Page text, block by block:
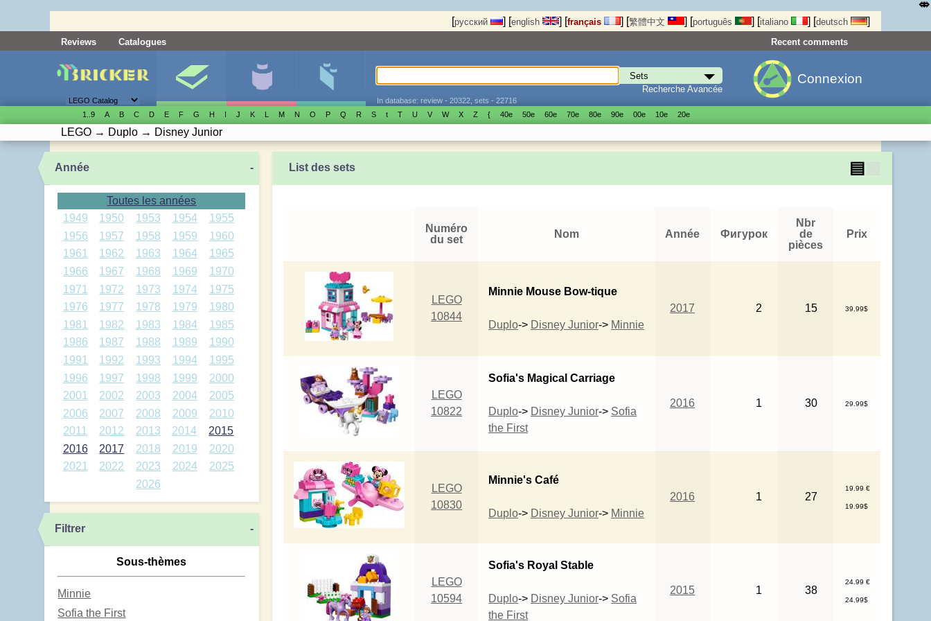
[русский ] [english ] [français ] [繁體中文 ] [português ] [italiano ] [deutsch ]
Reviews Catalogues Recent comments
Recherche Avancée
In database: review - 20322, sets - 22716
Connexion
1..9 A B C D E F G H I J K L M N O P Q R S t T U V W X Z { 40е 50е 60е 70е 80е 90е 00е 10е 20е
LEGO → Duplo → Disney Junior
Année -
Toutes les années
1949
1950 1953 1954
1955
1956
1957 1958 1959
1960
1961
1962 1963 1964
1965
1966
1967 1968 1969
1970
1971
1972 1973 1974
1975
1976
1977 1978 1979
1980
1981
1982 1983 1984
1985
1986
1987 1988 1989
1990
1991
1992 1993 1994
1995
1996
1997 1998 1999
2000
2001
2002 2003 2004
2005
2006
2007 2008 2009
2010
2011
2012 2013 2014
2015
2016
2017 2018 2019
2020
2021
2022 2023 2024
2025
2026
Filtrer -
Sous-thèmes
Minnie
Sofia the First
List des sets ▤
Numéro
du set
Nom Année Фигурок
Nbr
de
pièces
Prix
LEGO
10844
Minnie Mouse Bow-tique
Duplo-> Disney Junior-> Minnie
2017 2 15 39.99$
LEGO
10822
Sofia's Magical Carriage
Duplo-> Disney Junior-> Sofia
the First
2016 1 30 29.99$
LEGO
10830
Minnie's Café
Duplo-> Disney Junior-> Minnie
2016 1 27
19.99 €
19.99$
LEGO
10594
Sofia's Royal Stable
Duplo-> Disney Junior-> Sofia
the First
2015 1 38
24.99 €
24.99$
⤄